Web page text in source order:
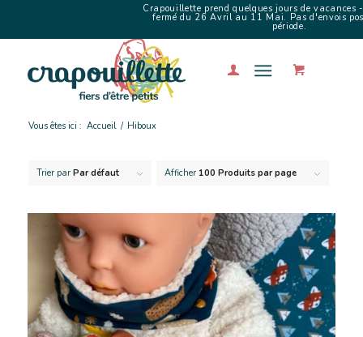
Crapouillette prend quelques jours de vacances
fermé du 26 Avril au 11 Mai. Pas d'envois
période.
Vous êtes ici : Accueil / Hiboux
Trier par Par défaut Afficher 100 Produits par page